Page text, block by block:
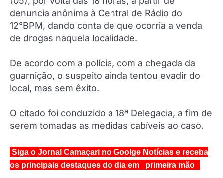
denuncia anônima à Central de Rádio do
12°BPM, dando conta de que ocorria a venda
de drogas naquela localidade.
De acordo com a polícia, com a chegada da
guarnição, o suspeito ainda tentou evadir do
local, mas sem êxito.
O citado foi conduzido a 18ª Delegacia, a fim de
serem tomadas as medidas cabíveis ao caso.
Siga o Jornal Camaçari no Goolge Notícias e receba
os principais destaques do dia em primeira mão